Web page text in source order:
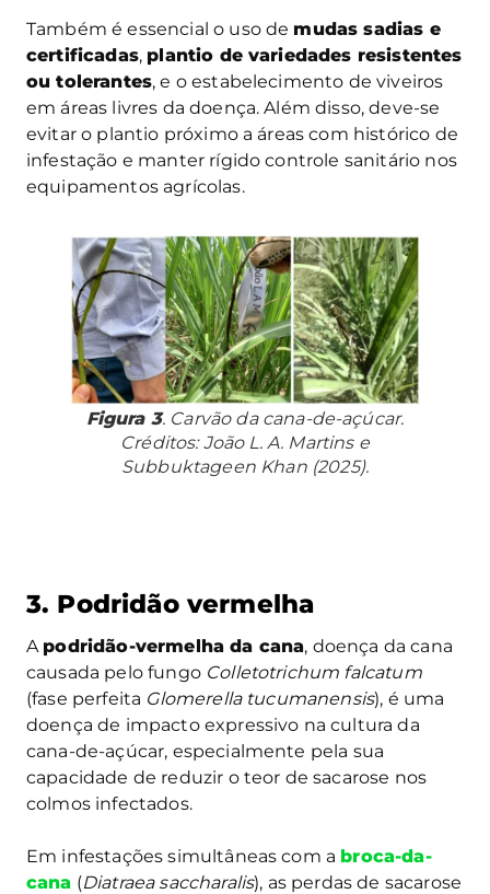
Também é essencial o uso de mudas sadias e
certificadas, plantio de variedades resistentes
ou tolerantes, e o estabelecimento de viveiros
em áreas livres da doença. Além disso, deve-se
evitar o plantio próximo a áreas com histórico de
infestação e manter rígido controle sanitário nos
equipamentos agrícolas.
Figura 3. Carvão da cana-de-açúcar.
Créditos: João L. A. Martins e
Subbuktageen Khan (2025).
3. Podridão vermelha
A podridão-vermelha da cana, doença da cana
causada pelo fungo Colletotrichum falcatum
(fase perfeita Glomerella tucumanensis), é uma
doença de impacto expressivo na cultura da
cana-de-açúcar, especialmente pela sua
capacidade de reduzir o teor de sacarose nos
colmos infectados.
Em infestações simultâneas com a broca-da-
cana (Diatraea saccharalis), as perdas de sacarose